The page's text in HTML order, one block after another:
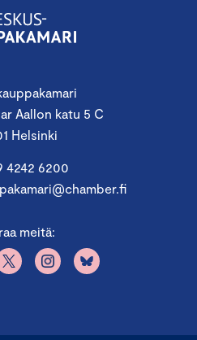
Aallon katu 5 C
Helsinki
4242 6200
meitä: